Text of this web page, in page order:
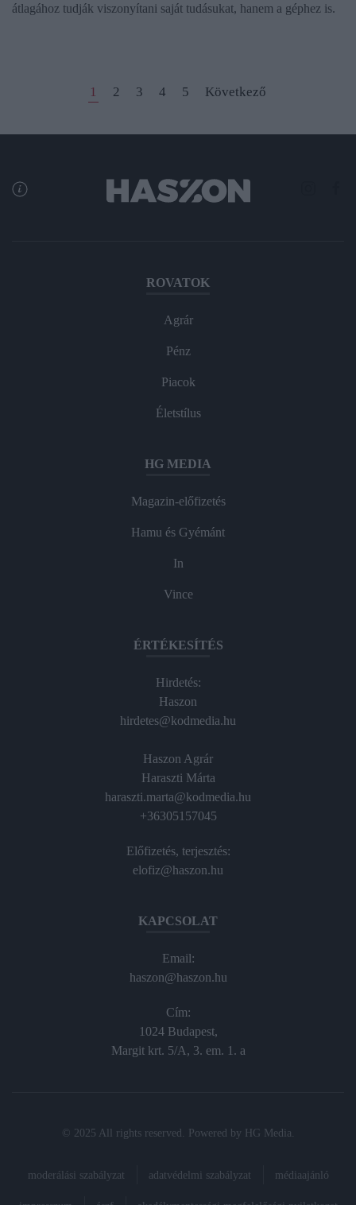
átlagához tudják viszonyítani saját tudásukat, hanem a géphez is.
1 2 3 4 5 Következő
ROVATOK
Agrár
Pénz
Piacok
Életstílus
HG MEDIA
Magazin-előfizetés
Hamu és Gyémánt
In
Vince
ÉRTÉKESÍTÉS
Hirdetés:
Haszon
hirdetes@kodmedia.hu
Haszon Agrár
Haraszti Márta
haraszti.marta@kodmedia.hu
+36305157045
Előfizetés, terjesztés:
elofiz@haszon.hu
KAPCSOLAT
Email:
haszon@haszon.hu
Cím:
1024 Budapest,
Margit krt. 5/A, 3. em. 1. a
© 2025 All rights reserved. Powered by HG Media
moderálási szabályzat adatvédelmi szabályzat médiaajánló